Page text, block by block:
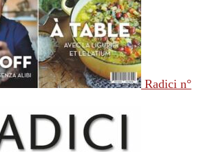
Radici n°